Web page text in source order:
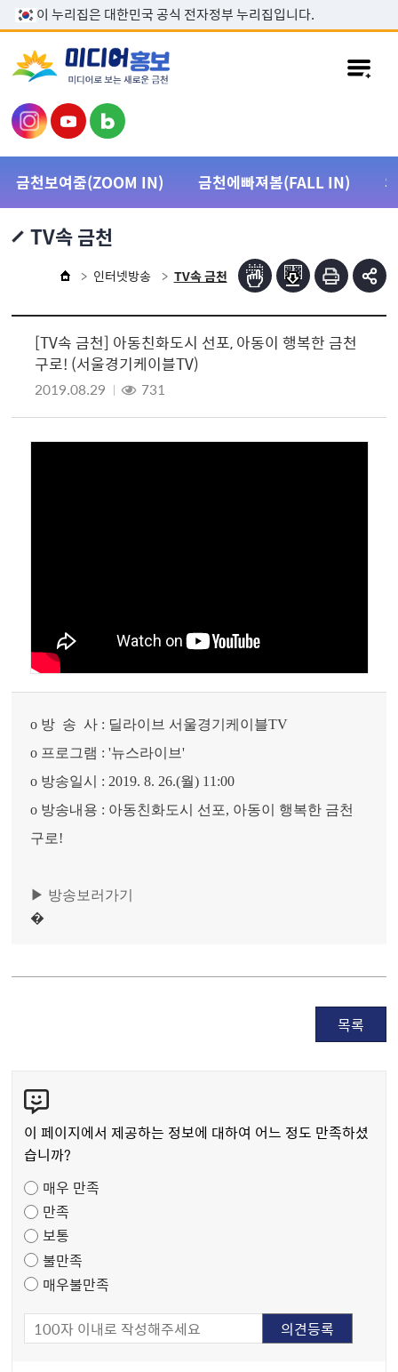
본문 바로가기
이 누리집은 대한민국 공식 전자정부 누리집입니다.
금천보여줌(ZOOM IN) 금천에빠져봄(FALL IN)
TV속 금천
인터넷방송 TV속 금천
[TV속 금천] 아동친화도시 선포, 아동이 행복한 금천
구로! (서울경기케이블TV)
2019.08.29 731
o 방 송 사 : 딜라이브 서울경기케이블TV
o 프로그램 : '뉴스라이브'
o 방송일시 : 2019. 8. 26.(월) 11:00
o 방송내용 : 아동친화도시 선포, 아동이 행복한 금천
구로!
▶ 방송보러가기
�
목록
텐
츠
만
도
조
사
이 페이지에서 제공하는 정보에 대하여 어느 정도 만족하셨
습니까?
매우 만족
만족
보통
불만족
매우불만족